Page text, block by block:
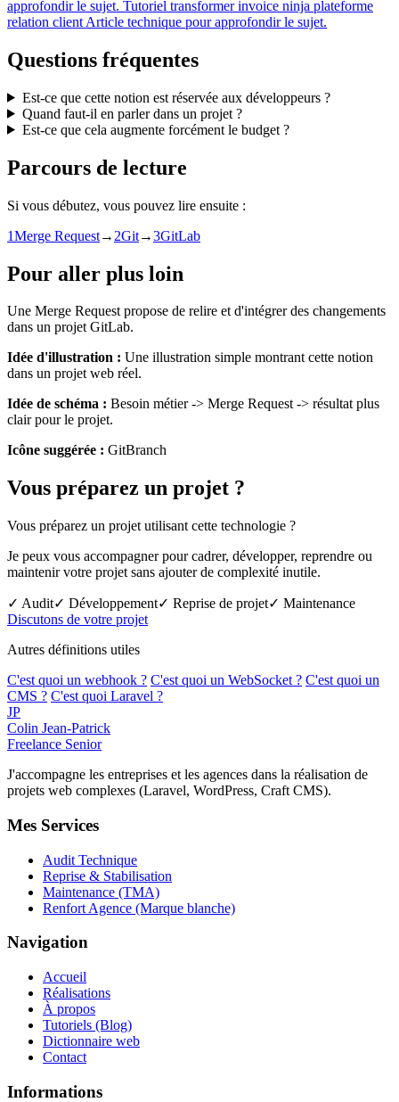
approfondir le sujet. Tutoriel transformer invoice ninja plateforme
relation client Article technique pour approfondir le sujet.
Questions fréquentes
Est-ce que cette notion est réservée aux développeurs ?
Quand faut-il en parler dans un projet ?
Est-ce que cela augmente forcément le budget ?
Parcours de lecture
Si vous débutez, vous pouvez lire ensuite :
1Merge Request→ 2Git→3GitLab
Pour aller plus loin
Une Merge Request propose de relire et d'intégrer des changements
dans un projet GitLab.
Idée d'illustration : Une illustration simple montrant cette notion
dans un projet web réel.
Idée de schéma : Besoin métier -> Merge Request -> résultat plus
clair pour le projet.
Icône suggérée : GitBranch
Vous préparez un projet ?
Vous préparez un projet utilisant cette technologie ?
Je peux vous accompagner pour cadrer, développer, reprendre ou
maintenir votre projet sans ajouter de complexité inutile.
✓ Audit✓ Développement✓ Reprise de projet✓ Maintenance
Discutons de votre projet
Autres définitions utiles
C'est quoi un webhook ? C'est quoi un WebSocket ? C'est quoi un
CMS ? C'est quoi Laravel ?
JP
Colin Jean-Patrick
Freelance Senior
J'accompagne les entreprises et les agences dans la réalisation de
projets web complexes (Laravel, WordPress, Craft CMS).
Mes Services
Audit Technique
Reprise & Stabilisation
Maintenance (TMA)
Renfort Agence (Marque blanche)
Navigation
Accueil
Réalisations
À propos
Tutoriels (Blog)
Dictionnaire web
Contact
Informations